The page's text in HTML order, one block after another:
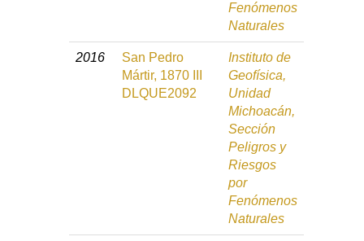
Fenómenos
Naturales
2016
San Pedro
Mártir, 1870 III
DLQUE2092
Instituto de
Geofísica,
Unidad
Michoacán,
Sección
Peligros y
Riesgos
por
Fenómenos
Naturales